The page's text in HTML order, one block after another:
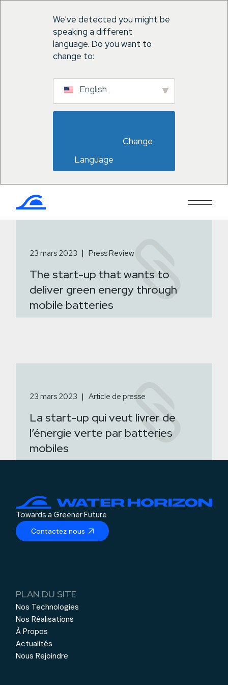
We've detected you might be
speaking a different
language. Do you want to
change to:
English
Language
Passer
contenu
23 mars 2023 Press Review
The start-up that wants to
deliver green energy through
mobile batteries
23 mars 2023 Article de presse
La start-up qui veut livrer de
l’énergie verte par batteries
mobiles
Towards a Greener Future
Contactez nous
PLAN DU SITE
Nos Technologies
Nos Réalisations
À Propos
Actualités
Nous Rejoindre